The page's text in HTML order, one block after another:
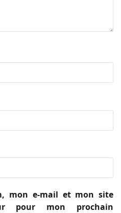
mon e-mail et mon site
pour mon prochain